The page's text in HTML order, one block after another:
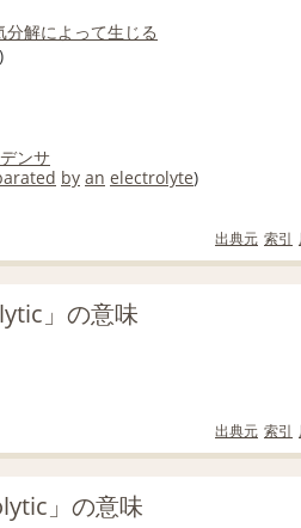
分解によって生じる
)
ンサ
by an electrolyte)
出典元 索引
」の意味
出典元 索引
」の意味